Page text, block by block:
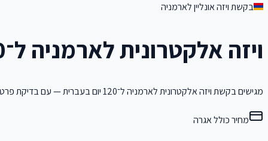
בקשת ויזה אונליין לארמניה
ויזה אלקטרונית לארמניה ל־120 יום
מגישים בקשת ויזה אלקטרונית לארמניה ל־120 יום בעברית — עם בדיקת פרטי תעודת זהות ומסמכים לפני שליחה.
מחיר כולל אגרה